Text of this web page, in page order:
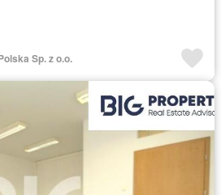
Sp. z o.o.